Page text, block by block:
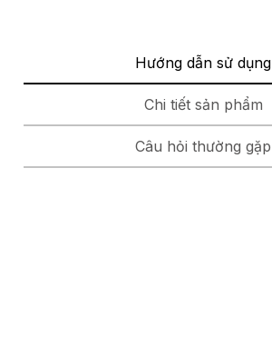
Hướng dẫn sử dụng
Chi tiết sản phẩm
Câu hỏi thường gặp